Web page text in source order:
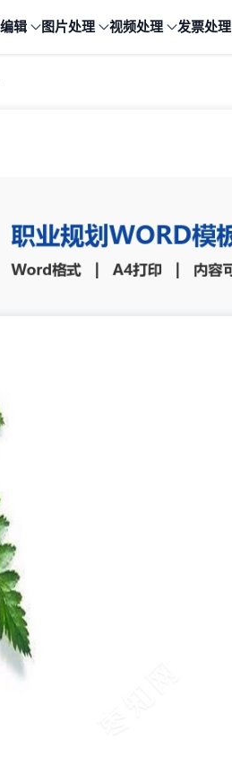
辑 图片处理 视频处理 发票处理